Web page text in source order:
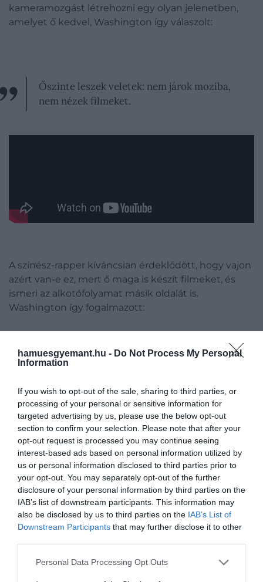
hamuesgyemant.hu - Do Not Process My Personal
Information
If you wish to opt-out of the sale, sharing to third parties, or
processing of your personal or sensitive information for
targeted advertising by us, please use the below opt-out
section to confirm your selection. Please note that after your
opt-out request is processed you may continue seeing
interest-based ads based on personal information utilized by
us or personal information disclosed to third parties prior to
your opt-out. You may separately opt-out of the further
disclosure of your personal information by third parties on the
IAB’s list of downstream participants. This information may
also be disclosed by us to third parties on the IAB’s List of
Downstream Participants that may further disclose it to other
Please note that this website/app uses one or more Google
Personal Data Processing Opt Outs
kameramozgást létrehozni egy olyan jelenetben,
amelyet ő kedvel, Washington így válaszolt:
Őszinte leszek veletek: nem járok moziba,
nem nézek filmeket.
A színész-rapper kíváncsian érdeklődött, hogy vajon
azért van-e ez, mert ő maga is készít filmeket, és
ismeri az alkotófolyamat másik oldalát is.
Washington így fogalmazott:
Valószínűleg. Egyszerűen elfáradtam a
filmektől.
Ez is érdekelhet!
Rambo: kiderült, melyik színész veheti
át Sylvester Stallonétól a stafétát
Amikor Lee feltette a kérdést, hogy hány filmben
játszott eddig,Az 54. hadtestésa Kiképzéssztárja
azt válaszolta, hogy túl sokban – majd komolyabban
hozzáfűzte, hogy körülbelül ötven produkcióban
szerepelt karrierje során. Ahogy arról mi is
megosztott már hasonló gondolatokat a